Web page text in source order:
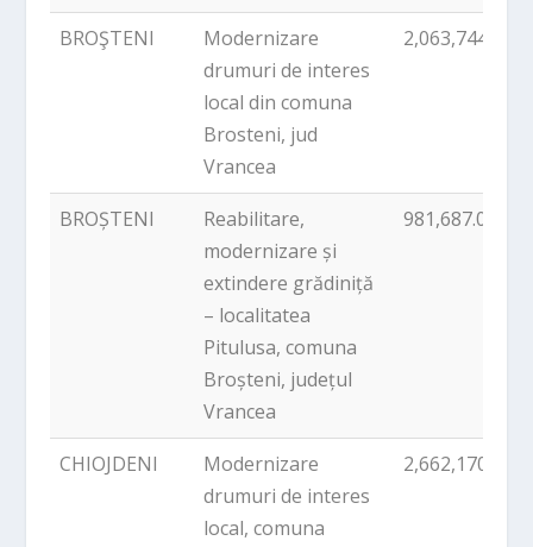
BROŞTENI
Modernizare
drumuri de interes
local din comuna
Brosteni, jud
Vrancea
2,063,744.41
BROȘTENI
Reabilitare,
modernizare și
extindere grădiniță
– localitatea
Pitulusa, comuna
Broșteni, județul
Vrancea
981,687.00
CHIOJDENI
Modernizare
drumuri de interes
local, comuna
2,662,170.00